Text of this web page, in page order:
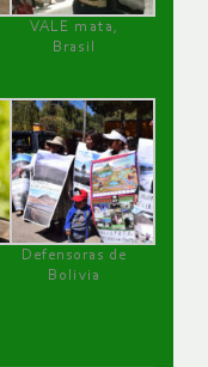
VALE mata,
Brasil
Defensoras de
Bolivia